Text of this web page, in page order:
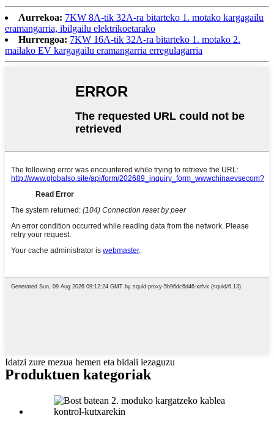
Aurrekoa: 7KW 8A-tik 32A-ra bitarteko 1. motako kargagailu
eramangarria, ibilgailu elektrikoetarako
Hurrengoa: 7KW 16A-tik 32A-ra bitarteko 1. motako 2.
mailako EV kargagailu eramangarria erregulagarria
Idatzi zure mezua hemen eta bidali iezaguzu
Produktuen kategoriak